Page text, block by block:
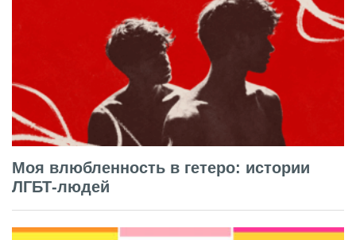
Моя влюбленность в гетеро: истории
ЛГБТ-людей